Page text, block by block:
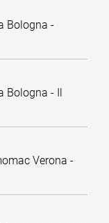
Bologna -
Bologna - Il
Verona -